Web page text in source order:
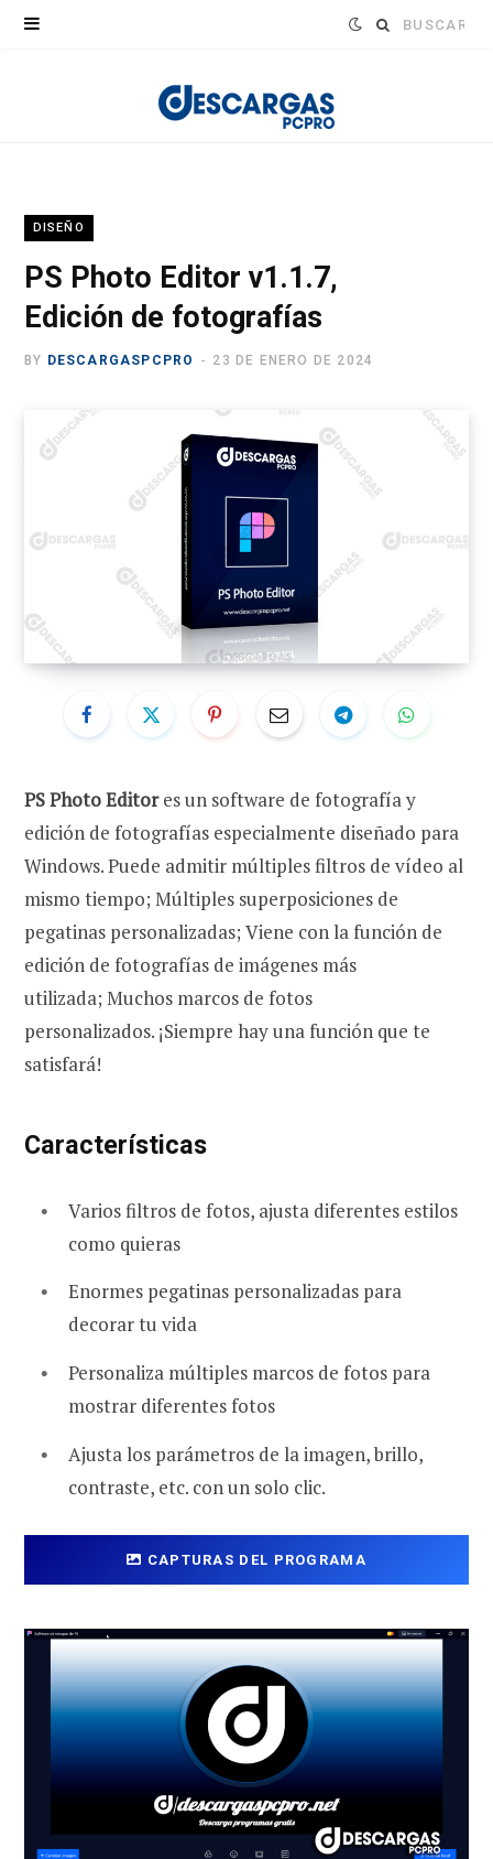
Buscar:
DISEÑO
PS Photo Editor v1.1.7,
Edición de fotografías
BY DESCARGASPCPRO 23 DE ENERO DE 2024
PS Photo Editores un software de fotografía y
edición de fotografías especialmente diseñado para
Windows. Puede admitir múltiples filtros de vídeo al
mismo tiempo; Múltiples superposiciones de
pegatinas personalizadas; Viene con la función de
edición de fotografías de imágenes más
utilizada; Muchos marcos de fotos
personalizados. ¡Siempre hay una función que te
satisfará!
Características
Varios filtros de fotos, ajusta diferentes estilos
como quieras
Enormes pegatinas personalizadas para
decorar tu vida
Personaliza múltiples marcos de fotos para
mostrar diferentes fotos
Ajusta los parámetros de la imagen, brillo,
contraste, etc. con un solo clic.
CAPTURAS DEL PROGRAMA